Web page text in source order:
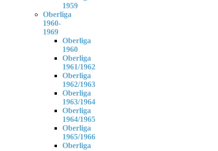
1959
Oberliga
1960-
1969
Oberliga
1960
Oberliga
1961/1962
Oberliga
1962/1963
Oberliga
1963/1964
Oberliga
1964/1965
Oberliga
1965/1966
Oberliga